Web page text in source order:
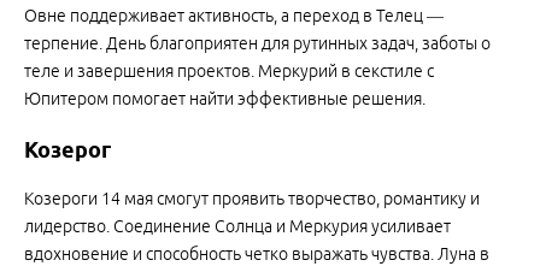
Овне поддерживает активность, а переход в Телец —
терпение. День благоприятен для рутинных задач, заботы о
теле и завершения проектов. Меркурий в секстиле с
Юпитером помогает найти эффективные решения.
Козерог
Козероги 14 мая смогут проявить творчество, романтику и
лидерство. Соединение Солнца и Меркурия усиливает
вдохновение и способность четко выражать чувства. Луна в